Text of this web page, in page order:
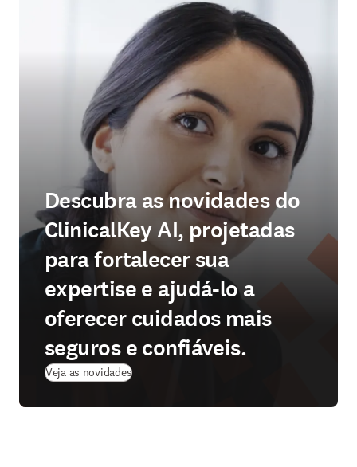
Descubra as novidades do
ClinicalKey AI, projetadas
para fortalecer sua
expertise e ajudá-lo a
oferecer cuidados mais
seguros e confiáveis.
Veja as novidades